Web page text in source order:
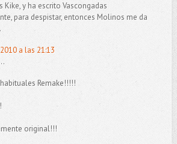
Kike, y ha escrito Vascongadas
para despistar, entonces Molinos me da
a las 21:13
Remake!!!!!
original!!!